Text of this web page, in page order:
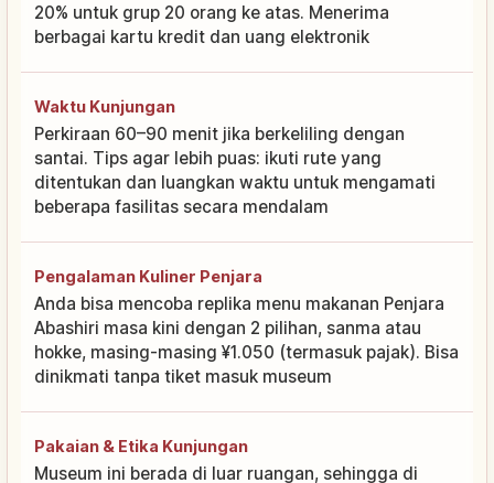
20% untuk grup 20 orang ke atas. Menerima
berbagai kartu kredit dan uang elektronik
Waktu Kunjungan
Perkiraan 60–90 menit jika berkeliling dengan
santai. Tips agar lebih puas: ikuti rute yang
ditentukan dan luangkan waktu untuk mengamati
beberapa fasilitas secara mendalam
Pengalaman Kuliner Penjara
Anda bisa mencoba replika menu makanan Penjara
Abashiri masa kini dengan 2 pilihan, sanma atau
hokke, masing-masing ¥1.050 (termasuk pajak). Bisa
dinikmati tanpa tiket masuk museum
Pakaian & Etika Kunjungan
Museum ini berada di luar ruangan, sehingga di